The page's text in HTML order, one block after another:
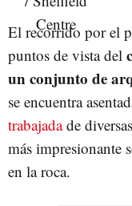
El recorrido por el
puntos de vista del
un conjunto de
se encuentra
trabajadade
más impresionante
en la roca.